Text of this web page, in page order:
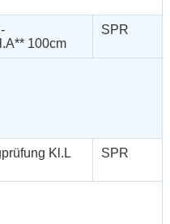
100cm
SPR
Kl.L
SPR